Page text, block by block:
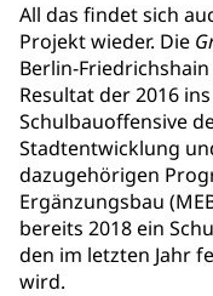
All das findet sich
Projekt wieder. Die
Berlin-
Resultat der 2016
Schulbauoffensive
Stadtentwicklung
dazugehörigen
Ergänzungsbau
bereits 2018 ein
den im letzten Jahr
wird.